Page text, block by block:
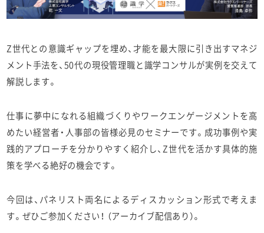
Z世代との意識ギャップを埋め、才能を最大限に引き出すマネジ
メント手法を、50代の現役管理職と識学コンサルが実例を交えて
解説します。
仕事に夢中になれる組織づくりやワークエンゲージメントを高
めたい経営者・人事部の皆様必見のセミナーです。成功事例や実
践的アプローチを分かりやすく紹介し、Z世代を活かす具体的施
策を学べる絶好の機会です。
今回は、パネリスト両名によるディスカッション形式で考えま
す。ぜひご参加ください！ ​（アーカイブ配信あり）。